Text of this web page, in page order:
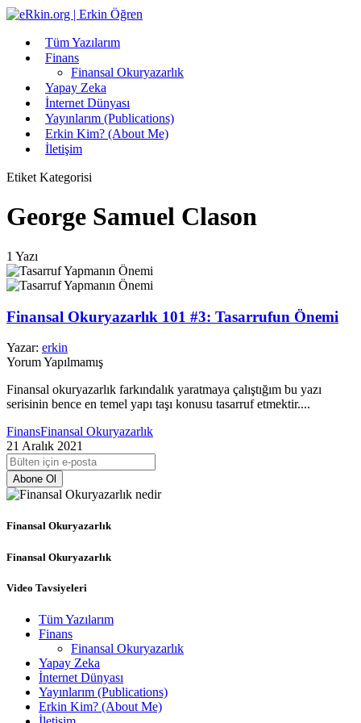
Tüm Yazılarım
Finans
Finansal Okuryazarlık
Yapay Zeka
İnternet Dünyası
Yayınlarım (Publications)
Erkin Kim? (About Me)
İletişim
Etiket Kategorisi
George Samuel Clason
1 Yazı
Finansal Okuryazarlık 101 #3: Tasarrufun Önemi
Yazar: erkin
Yorum Yapılmamış
Finansal okuryazarlık farkındalık yaratmaya çalıştığım bu yazı
serisinin bence en temel yapı taşı konusu tasarruf etmektir....
FinansFinansal Okuryazarlık
21 Aralık 2021
Abone Ol
Finansal Okuryazarlık
Finansal Okuryazarlık
Video Tavsiyeleri
Tüm Yazılarım
Finans
Finansal Okuryazarlık
Yapay Zeka
İnternet Dünyası
Yayınlarım (Publications)
Erkin Kim? (About Me)